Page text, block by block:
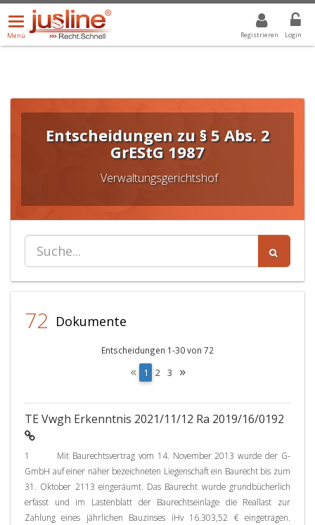
Registrieren Login
Menü
öffnen/schließen
Menü
ALLE DROPDOWN: GEWÄHLTER WERT IST ALLE
Entscheidungen zu § 5 Abs. 2
GrEStG 1987
Verwaltungsgerichtshof
72 Dokumente
Entscheidungen 1-30 von 72
« 1
c
r
t
)
2 3 »
TE Vwgh Erkenntnis 2021/11/12 Ra 2019/16/0192
1 Mit Baurechtsvertrag vom 14. November 2013 wurde der G-
GmbH auf einer näher bezeichneten Liegenschaft ein Baurecht bis zum
31. Oktober 2113 eingeräumt. Das Baurecht wurde grundbücherlich
erfasst und im Lastenblatt der Baurechtseinlage die Reallast zur
Zahlung eines jährlichen Bauzinses iHv 16.303,52 € eingetragen.